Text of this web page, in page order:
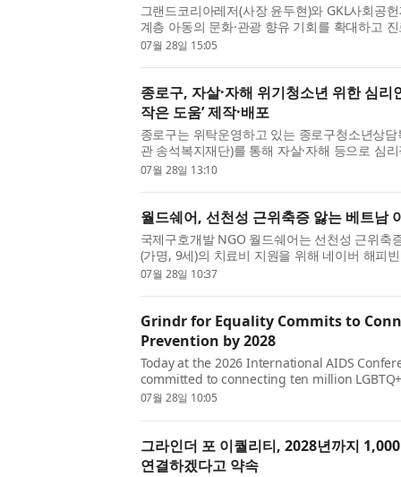
그랜드코리아레저(사장 윤두현)와 GKL사회공
계층 아동의 문화·관광 향유 기회를 확대하고
‘2026 GKL과 함께하는 행복여행’ 아동 여행 프
07월 28일 15:05
종로구, 자살·자해 위기청소년 위한 심리
작은 도움’ 제작·배포
종로구는 위탁운영하고 있는 종로구청소년상
관 송석복지재단)를 통해 자살·자해 등으로 심
정서적 안정을 지원하기 위한 심리안정화키트 ‘
07월 28일 13:10
월드쉐어, 선천성 근위축증 앓는 베트남
국제구호개발 NGO 월드쉐어는 선천성 근위축
(가명, 9세)의 치료비 지원을 위해 네이버 해피
근위축증은 근육의 힘이 점차 약해지는 희귀질
07월 28일 10:37
Grindr for Equality Commits to
Prevention by 2028
Today at the 2026 International AIDS
committed to connecting ten million
2028, leveraging its platform reach to
07월 28일 10:05
그라인더 포 이퀄리티, 2028년까지
연결하겠다고 약속